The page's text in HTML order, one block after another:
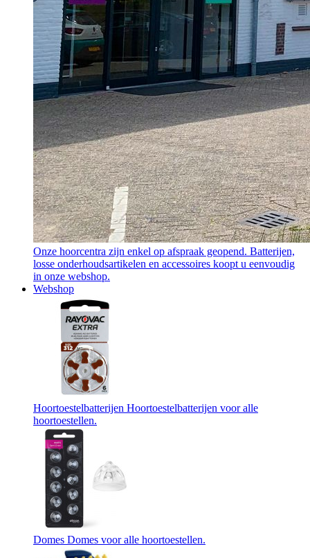
Onze hoorcentra zijn enkel op afspraak geopend. Batterijen,
losse onderhoudsartikelen en accessoires koopt u eenvoudig
in onze webshop.
Webshop
Hoortoestelbatterijen Hoortoestelbatterijen voor alle
hoortoestellen.
Domes Domes voor alle hoortoestellen.